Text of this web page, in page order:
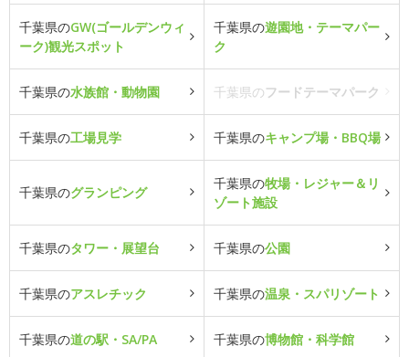
千葉県のGW(ゴールデンウィ
ーク)観光スポット
千葉県の遊園地・テーマパー
ク
千葉県の水族館・動物園 千葉県のフードテーマパーク
千葉県の工場見学 千葉県のキャンプ場・BBQ場
千葉県のグランピング
千葉県の牧場・レジャー＆リ
ゾート施設
千葉県のタワー・展望台 千葉県の公園
千葉県のアスレチック 千葉県の温泉・スパリゾート
千葉県の道の駅・SA/PA 千葉県の博物館・科学館